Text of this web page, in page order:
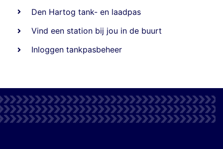
Den Hartog tank- en laadpas
Vind een station bij jou in de buurt
Inloggen tankpasbeheer